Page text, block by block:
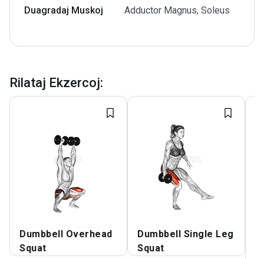
Duagradaj Muskoj Adductor Magnus, Soleus
Rilataj Ekzercoj:
Dumbbell Overhead
Squat
Dumbbell Single Leg
Squat